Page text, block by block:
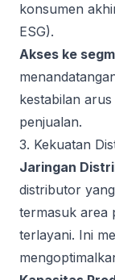
konsumen
ESG).
Akses ke
kestabilan
penjualan.
3. Kekuatan
Jaringan
distributor
termasuk area
terlayani. Ini